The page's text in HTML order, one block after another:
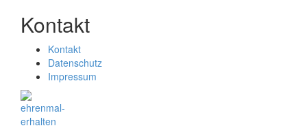
Kontakt
Kontakt
Datenschutz
Impressum